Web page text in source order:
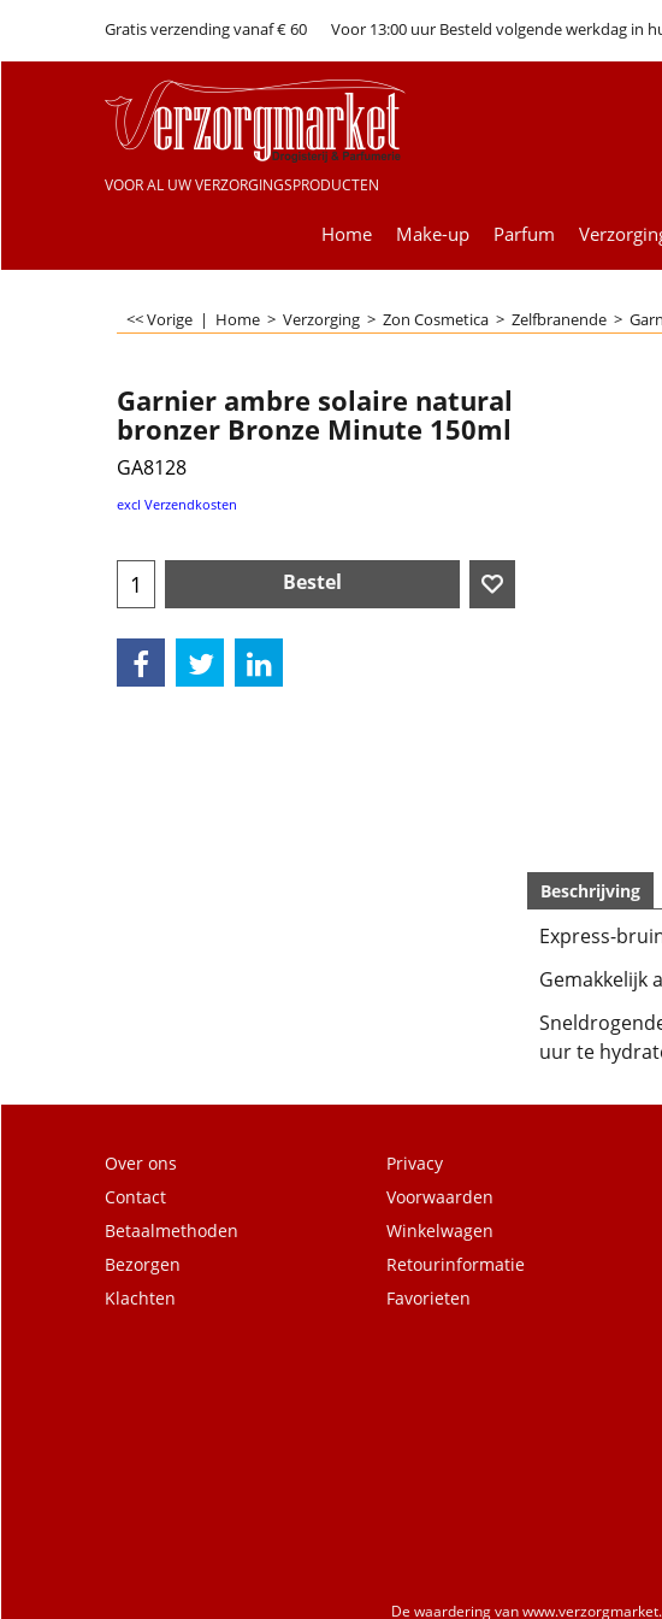
Gratis verzending vanaf € 60 Voor 13:00 uur Besteld volgende werkdag in
VOOR AL UW VERZORGINGSPRODUCTEN
Home Make-up Parfum
<< Vorige | Home > Verzorging > Zon Cosmetica > Zelfbranende >
Garnier ambre solaire natural
bronzer Bronze Minute 150ml
GA8128
€9.99
Bestel
Beschrijving
Express-
Gemakkelijk
uur te
Over ons
Contact
Betaalmethoden
Bezorgen
Klachten
Privacy
Voorwaarden
Winkelwagen
Retourinformatie
Favorieten
De waardering van